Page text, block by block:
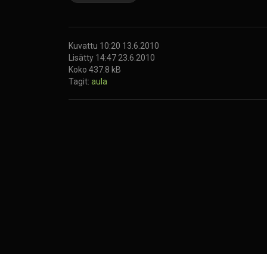
Kuvattu 10:20 13.6.2010
Lisätty 14:47 23.6.2010
Koko 437.8 kB
Tagit: aula